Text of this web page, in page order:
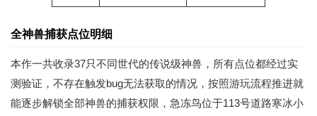
全神兽捕获点位明细
本作一共收录37只不同世代的传说级神兽，所有点位都经过实
测验证，不存在触发bug无法获取的情况，按照游玩流程推进就
能逐步解锁全部神兽的捕获权限，急冻鸟位于113号道路寒冰小